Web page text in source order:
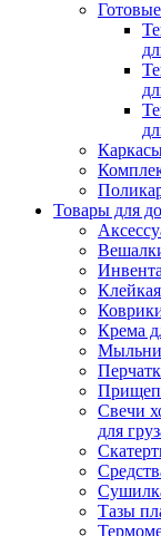
Товары для
Крема
Свечи
для
Тазы